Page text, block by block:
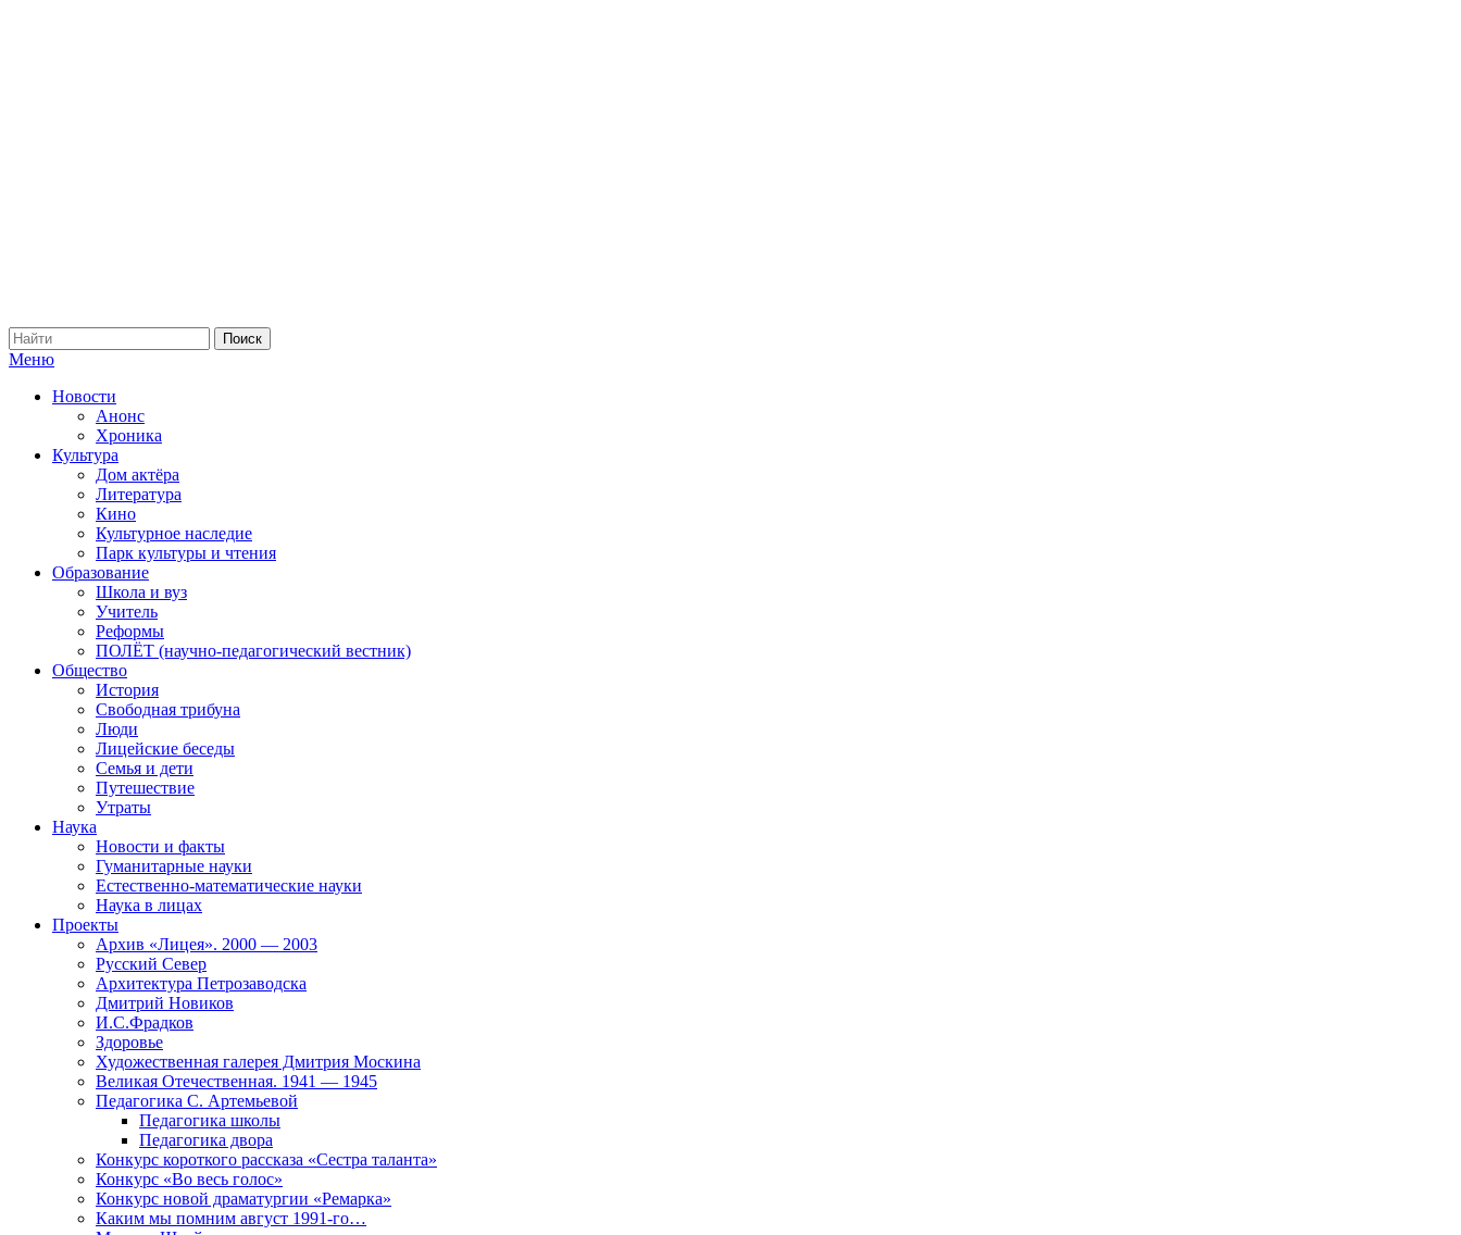
Меню
Новости
Анонс
Хроника
Культура
Дом актёра
Литература
Кино
Культурное наследие
Парк культуры и чтения
Образование
Школа и вуз
Учитель
Реформы
ПОЛЁТ (научно-педагогический вестник)
Общество
История
Свободная трибуна
Люди
Лицейские беседы
Семья и дети
Путешествие
Утраты
Наука
Новости и факты
Гуманитарные науки
Естественно-математические науки
Наука в лицах
Проекты
Архив «Лицея». 2000 — 2003
Русский Север
Архитектура Петрозаводска
Дмитрий Новиков
И.С.Фрадков
Здоровье
Художественная галерея Дмитрия Москина
Великая Отечественная. 1941 — 1945
Педагогика С. Артемьевой
Педагогика школы
Педагогика двора
Конкурс короткого рассказа «Сестра таланта»
Конкурс «Во весь голос»
Конкурс новой драматургии «Ремарка»
Каким мы помним август 1991-го…